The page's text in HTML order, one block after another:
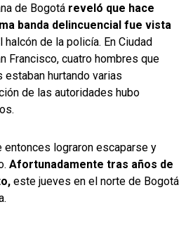
de Bogotá reveló que hace
banda delincuencial fue vista
halcón de la policía. En Ciudad
Francisco, cuatro hombres que
hurtando varias
de las autoridades hubo
lograron escaparse y
Afortunadamente tras años de
este jueves en el norte de Bogotá